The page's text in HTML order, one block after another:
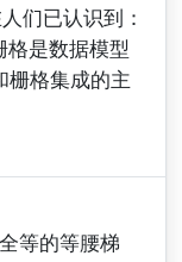
们已认识到：
格是数据模型
栅格集成的主
等的等腰梯